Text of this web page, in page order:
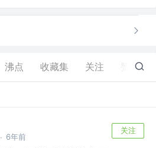
沸点 收藏集 关注 41
· 6年前
关注